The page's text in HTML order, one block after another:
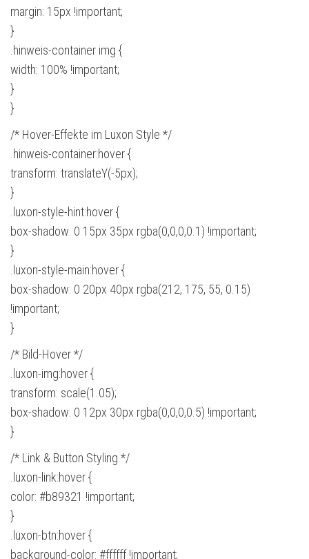
margin: 15px !important;
}
.hinweis-container img {
width: 100% !important;
}
}
/* Hover-Effekte im Luxon Style */
.hinweis-container:hover {
transform: translateY(-5px);
}
.luxon-style-hint:hover {
box-shadow: 0 15px 35px rgba(0,0,0,0.1) !important;
}
.luxon-style-main:hover {
box-shadow: 0 20px 40px rgba(212, 175, 55, 0.15)
!important;
}
/* Bild-Hover */
.luxon-img:hover {
transform: scale(1.05);
box-shadow: 0 12px 30px rgba(0,0,0,0.5) !important;
}
/* Link & Button Styling */
.luxon-link:hover {
color: #b89321 !important;
}
.luxon-btn:hover {
background-color: #ffffff !important;